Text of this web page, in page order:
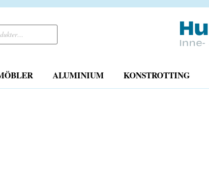
ALUMINIUM KONSTROTTING